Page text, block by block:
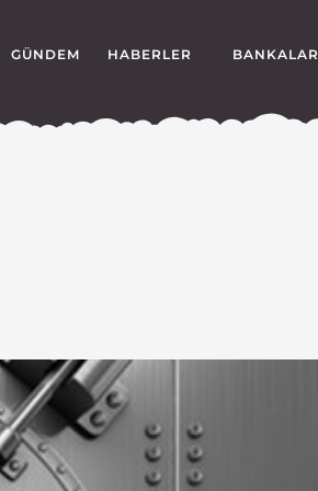
GÜNDEM HABERLER BANKALAR